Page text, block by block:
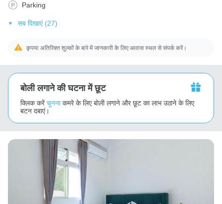
Parking
सब दिखाएं (27)
कृपया अतिरिक्त शुल्कों के बारे में जानकारी के लिए आवास स्थल से संपर्क करें।
बोली लगाने की घटना में छूट
क्लिक करेंचुननाकमरे के लिए बोली लगाने और छूट का लाभ उठाने के लिए
बटन दबाएं।